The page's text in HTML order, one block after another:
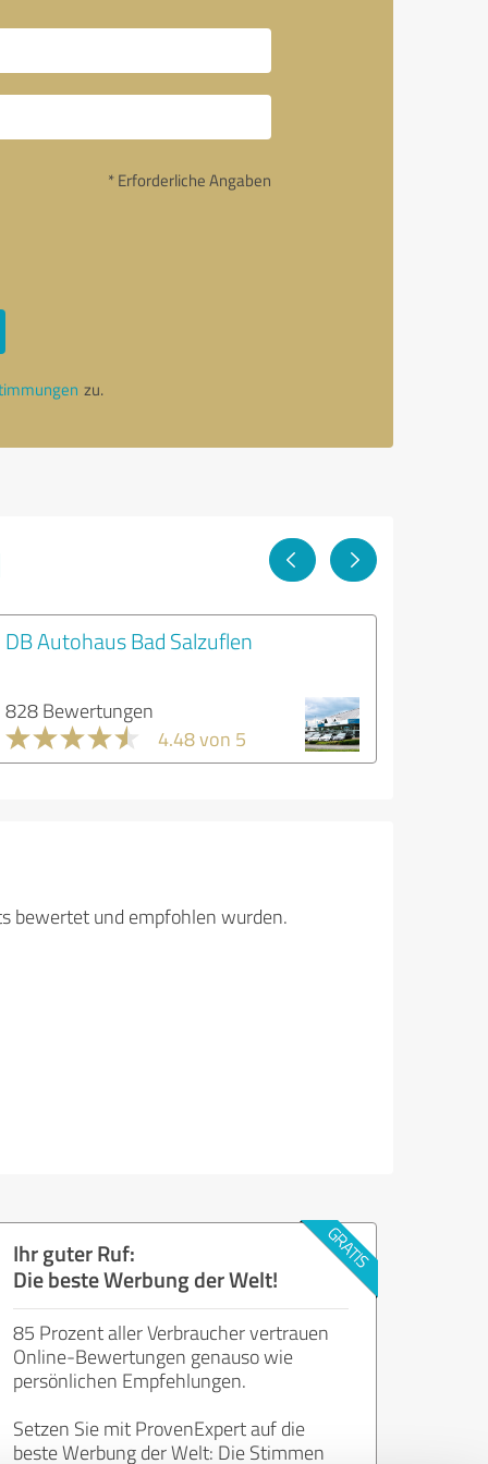
* Erforderliche Angaben
zu.
DB Autohaus Bad Salzuflen
828 Bewertungen
4.48 von 5
bewertet und empfohlen wurden.
Ihr guter Ruf:
Die beste Werbung der Welt!
85 Prozent aller Verbraucher vertrauen
Online-Bewertungen genauso wie
persönlichen Empfehlungen.
Setzen Sie mit ProvenExpert auf die
beste Werbung der Welt: Die Stimmen